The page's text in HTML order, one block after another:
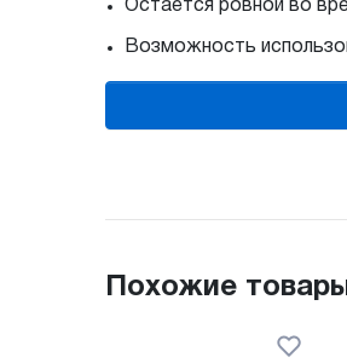
Остается ровной во
Возможность
Похожие